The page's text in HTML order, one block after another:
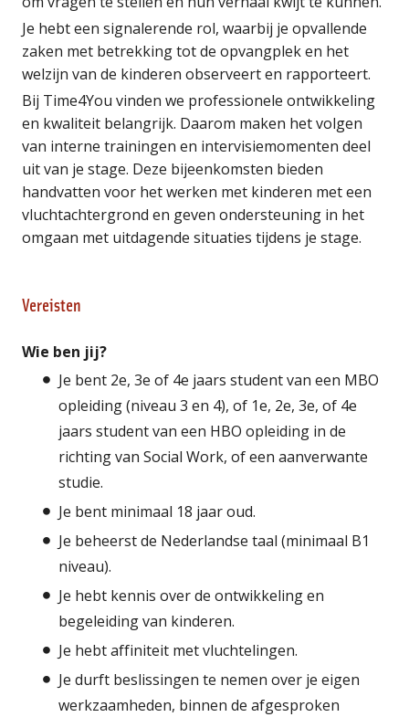
Je hebt een signalerende rol, waarbij je opvallende
zaken met betrekking tot de opvangplek en het
welzijn van de kinderen observeert en rapporteert.
Bij Time4You vinden we professionele ontwikkeling
en kwaliteit belangrijk. Daarom maken het volgen
van interne trainingen en intervisiemomenten deel
uit van je stage. Deze bijeenkomsten bieden
handvatten voor het werken met kinderen met een
vluchtachtergrond en geven ondersteuning in het
omgaan met uitdagende situaties tijdens je stage.
Vereisten
Wie ben jij?
Je bent 2e, 3e of 4e jaars student van een MBO
opleiding (niveau 3 en 4), of 1e, 2e, 3e, of 4e
jaars student van een HBO opleiding in de
richting van Social Work, of een aanverwante
studie.
Je bent minimaal 18 jaar oud.
Je beheerst de Nederlandse taal (minimaal B1
niveau).
Je hebt kennis over de ontwikkeling en
begeleiding van kinderen.
Je hebt affiniteit met vluchtelingen.
Je durft beslissingen te nemen over je eigen
werkzaamheden, binnen de afgesproken